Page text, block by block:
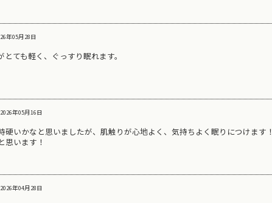
年05月28日
ても軽く、ぐっすり眠れます。
年05月16日
硬いかなと思いましたが、肌触りが心地よく、気持ちよく眠りにつけます！
思います！
年04月28日